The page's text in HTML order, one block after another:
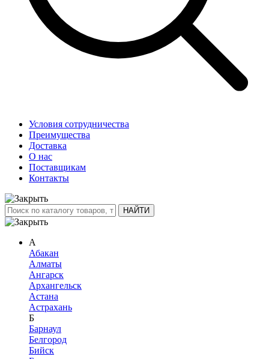
Условия сотрудничества
Преимущества
Доставка
О нас
Поставщикам
Контакты
А
Абакан
Алматы
Ангарск
Архангельск
Астана
Астрахань
Б
Барнаул
Белгород
Бийск